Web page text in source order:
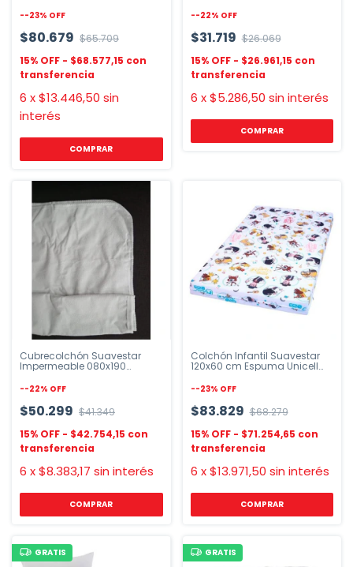
--23% OFF
$80.679 $65.709
$68.577,15
6 x$13.446,50 sin
interés
--22% OFF
$31.719 $26.069
$26.961,15
6 x$5.286,50 sin interés
COMPRAR
Cubrecolchón Suavestar
Impermeable 080x190
--22% OFF
$50.299 $41.349
$42.754,15
6 x$8.383,17 sin interés
COMPRAR
Colchón Infantil Suavestar
120x60 cm Espuma Unicell
--23% OFF
$83.829 $68.279
$71.254,65
6 x$13.971,50 sin interés
GRATIS GRATIS